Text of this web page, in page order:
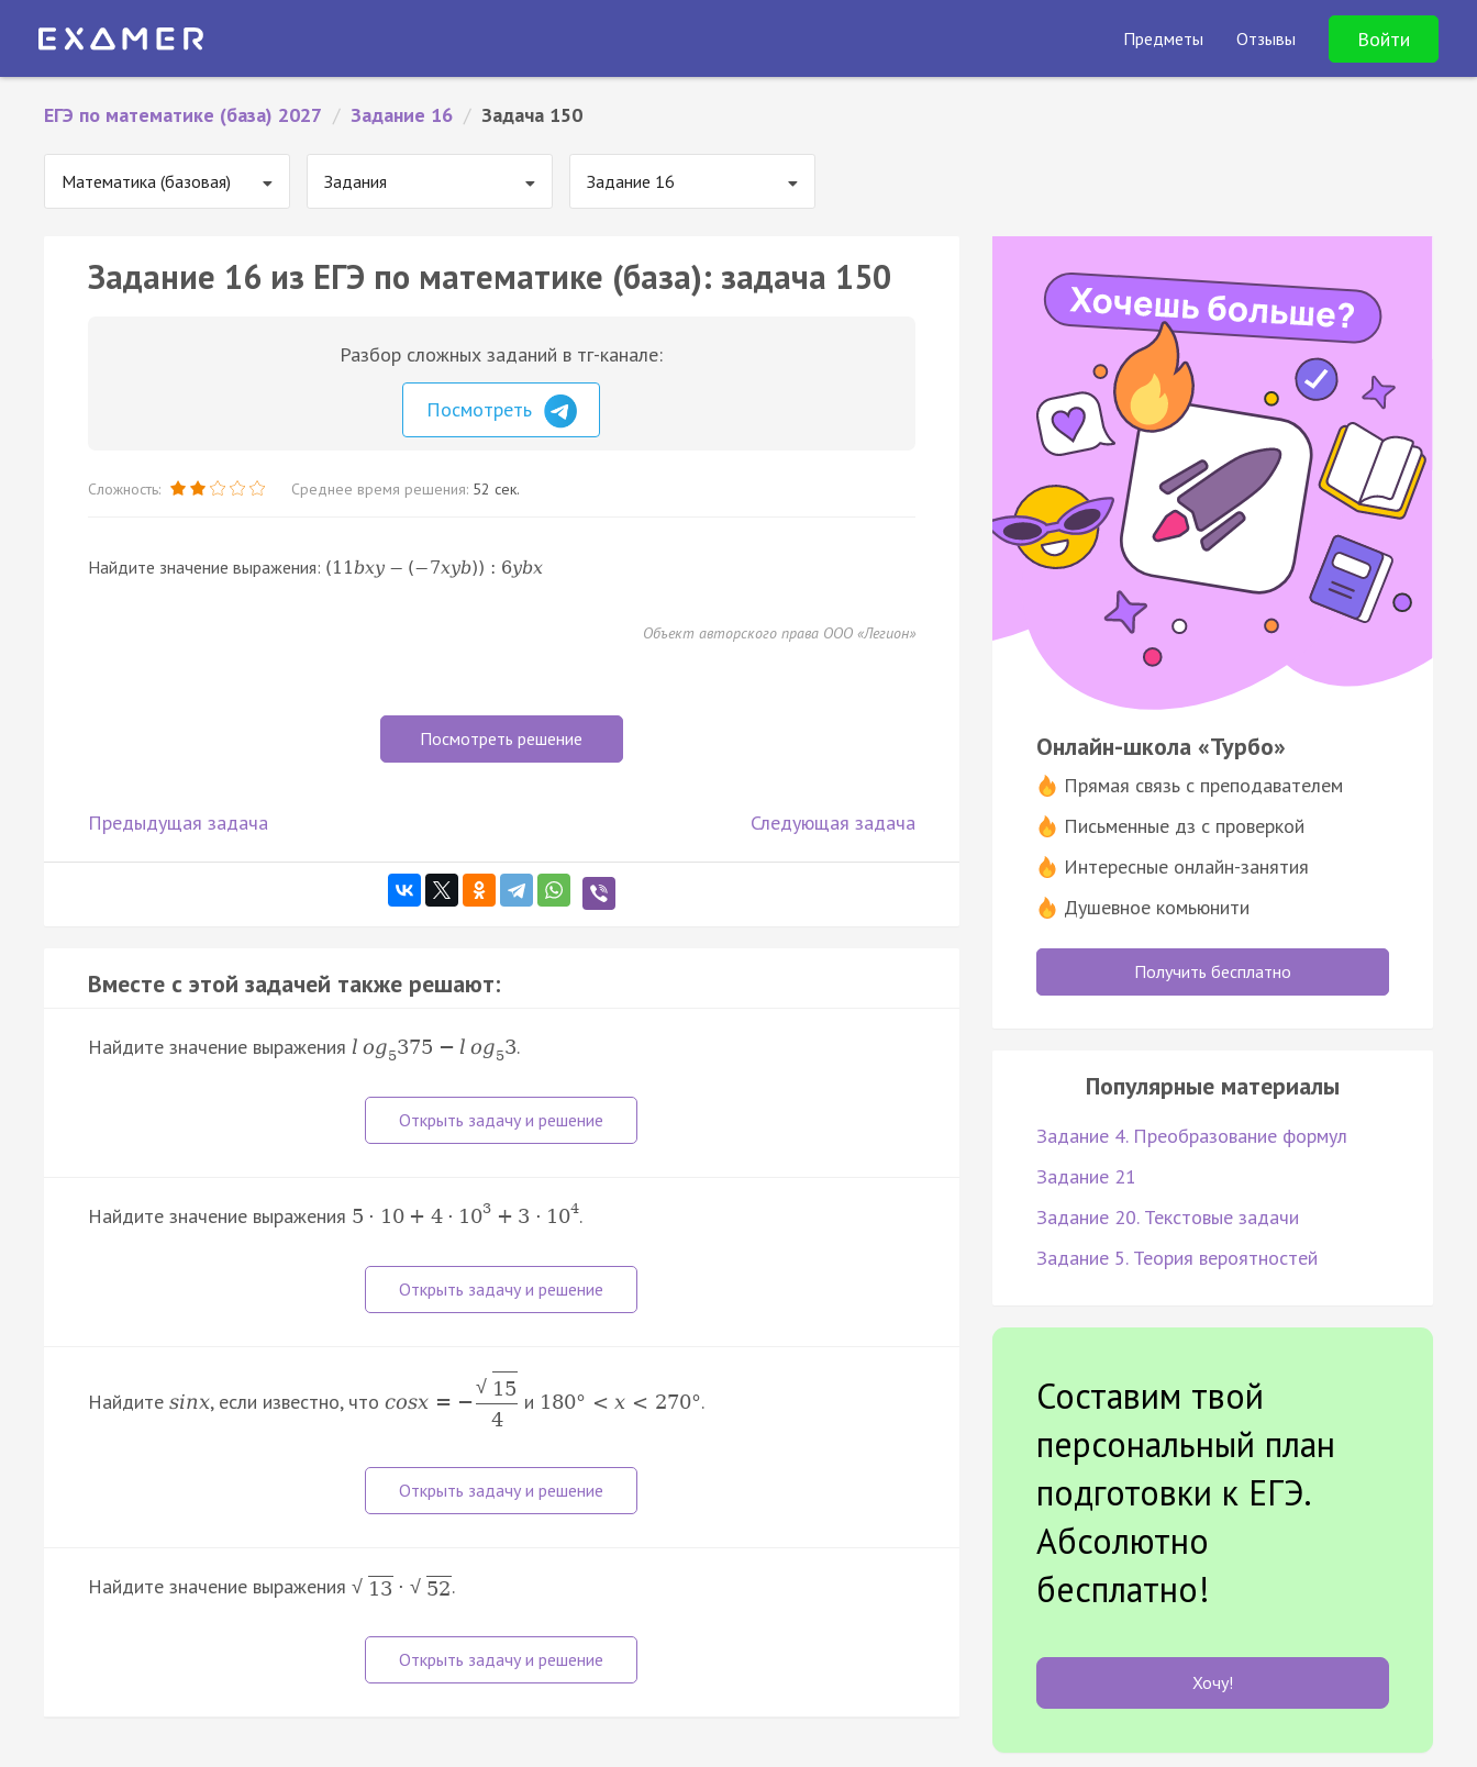
Предметы Отзывы Войти
ЕГЭ по математике (база) 2027 / Задание 16 / Задача 150
Математика (базовая) Задания Задание 16
Задание 16 из ЕГЭ по математике (база): задача 150
Разбор сложных заданий в тг-канале:
Посмотреть
Сложность: Среднее время решения: 52 сек.
Найдите значение выражения: (11 bxy − (−7xyb)) : 6ybx
Объект авторского права ООО «Легион»
Посмотреть решение
Предыдущая задача Следующая задача
Вместе с этой задачей также решают:
Найдите значение выражения l og5375 − l og53.
Найдите значение выражения 5 · 10 + 4 · 103 + 3 · 104.
Найдите sinx, если известно, что cosx = −
√ 15
4
и 180° < x < 270°.
Найдите значение выражения √ 13 · √ 52.
Онлайн-школа «Турбо»
Прямая связь с преподавателем
Письменные дз с проверкой
Интересные онлайн-занятия
Душевное комьюнити
Получить бесплатно
Популярные материалы
Задание 4. Преобразование формул
Задание 21
Задание 20. Текстовые задачи
Задание 5. Теория вероятностей
Составим твой
персональный план
подготовки к ЕГЭ.
Абсолютно
бесплатно!
Хочу!